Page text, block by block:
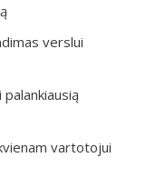
verslui
vartotojui